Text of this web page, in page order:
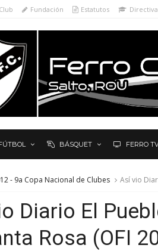
Club Fundación Estatutos Directiva
BÁSQUET FERRO
- 9a Copa Nacional de Clubes Así vio
Diario El
Rosa (OFI